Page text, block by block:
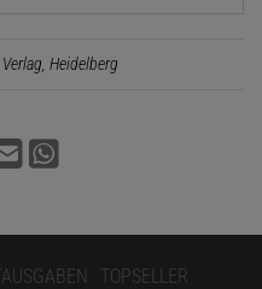
Heidelberg
TOPSELLER